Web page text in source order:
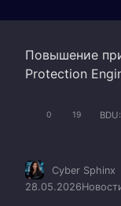
Повышение
Protection
0 19
Cyber Sphinx
28.05.2026